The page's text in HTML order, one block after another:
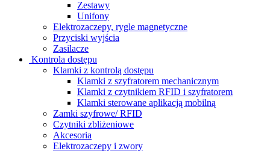
Zestawy
Unifony
Elektrozaczepy, rygle magnetyczne
Przyciski wyjścia
Zasilacze
Kontrola dostępu
Klamki z kontrolą dostępu
Klamki z szyfratorem mechanicznym
Klamki z czytnikiem RFID i szyfratorem
Klamki sterowane aplikacją mobilną
Zamki szyfrowe/ RFID
Czytniki zbliżeniowe
Akcesoria
Elektrozaczepy i zwory